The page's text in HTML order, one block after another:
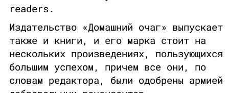
readers.
Издательство «Домашний очаг» выпускает
также и книги, и его марка стоит на
нескольких произведениях, пользующихся
большим успехом, причем все они, по
словам редактора, были одобрены армией